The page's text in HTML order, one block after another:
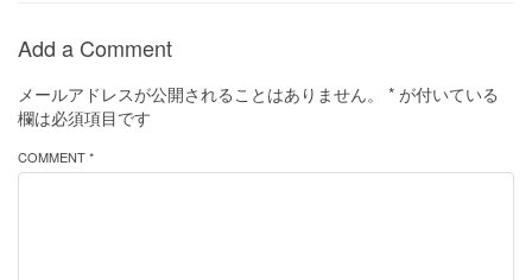
Add a Comment
メールアドレスが公開されることはありません。 * が付いている
欄は必須項目です
COMMENT *